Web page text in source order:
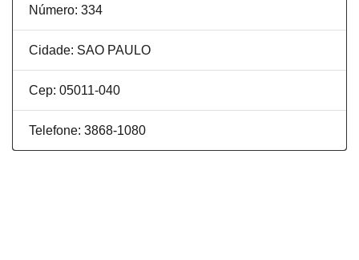
Número: 334
Cidade: SAO PAULO
Cep: 05011-040
Telefone: 3868-1080